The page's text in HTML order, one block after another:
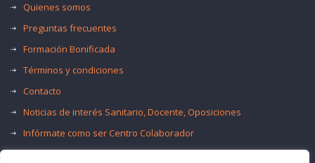
Quienes somos
Preguntas frecuentes
Formación Bonificada
Términos y condiciones
Contacto
Noticias de interés Sanitario, Docente, Oposiciones
Infórmate como ser Centro Colaborador